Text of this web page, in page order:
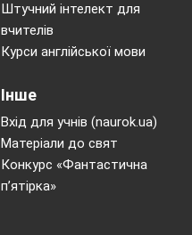
Штучний інтелект для
вчителів
Курси англійської мови
Інше
Вхід для учнів (naurok.ua)
Матеріали до свят
Конкурс «Фантастична
п’ятірка»